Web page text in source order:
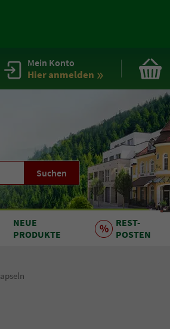
Mein Konto
Hier anmelden
Suchen
NEUE
PRODUKTE
REST-
POSTEN